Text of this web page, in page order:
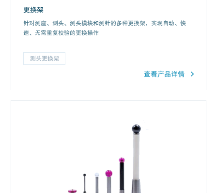
更换架
针对测座、测头、测头模块和测针的多种更换架，实现自动、快
速、无需重复校验的更换操作
测头更换架
查看产品详情